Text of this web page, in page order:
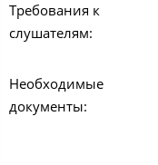
Требования к
слушателям:
Необходимые
документы: